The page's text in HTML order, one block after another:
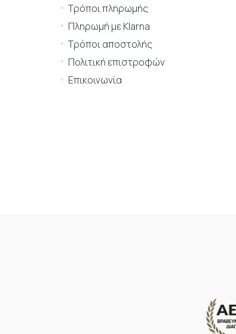
Τρόποι πληρωμής
Πληρωμή με Klarna
Τρόποι αποστολής
Πολιτική επιστροφών
Επικοινωνία